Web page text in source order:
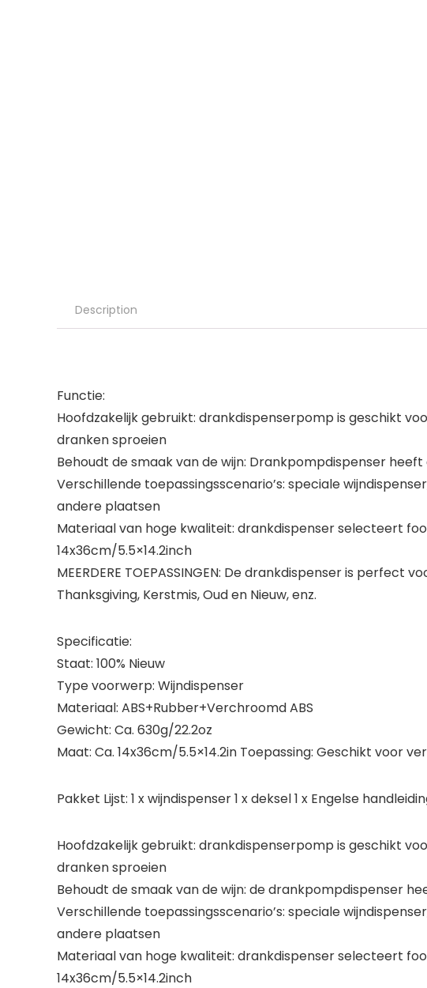
Description
Functie:
Hoofdzakelijk gebruikt: drankdispenserpomp is geschikt
dranken sproeien
Behoudt de smaak van de wijn: Drankpompdispenser
Verschillende toepassingsscenario’s: speciale
andere plaatsen
Materiaal van hoge kwaliteit: drankdispenser selecteert
14x36cm/5.5×14.2inch
MEERDERE TOEPASSINGEN: De drankdispenser is
Thanksgiving, Kerstmis, Oud en Nieuw, enz.
Specificatie:
Staat: 100% Nieuw
Type voorwerp: Wijndispenser
Materiaal: ABS+Rubber+Verchroomd ABS
Gewicht: Ca. 630g/22.2oz
Maat: Ca. 14x36cm/5.5×14.2in Toepassing: Geschikt voor
Pakket Lijst: 1 x wijndispenser 1 x deksel 1 x Engelse
Hoofdzakelijk gebruikt: drankdispenserpomp is geschikt
dranken sproeien
Behoudt de smaak van de wijn: de drankpompdispenser
Verschillende toepassingsscenario’s: speciale
andere plaatsen
Materiaal van hoge kwaliteit: drankdispenser selecteert
14x36cm/5.5×14.2inch